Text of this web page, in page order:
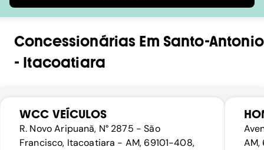
Concessionárias Em Santo-Antonio
- Itacoatiara
WCC VEÍCULOS
R. Novo Aripuanã, N° 2875 - São
Francisco, Itacoatiara - AM, 69101-408,
AM,